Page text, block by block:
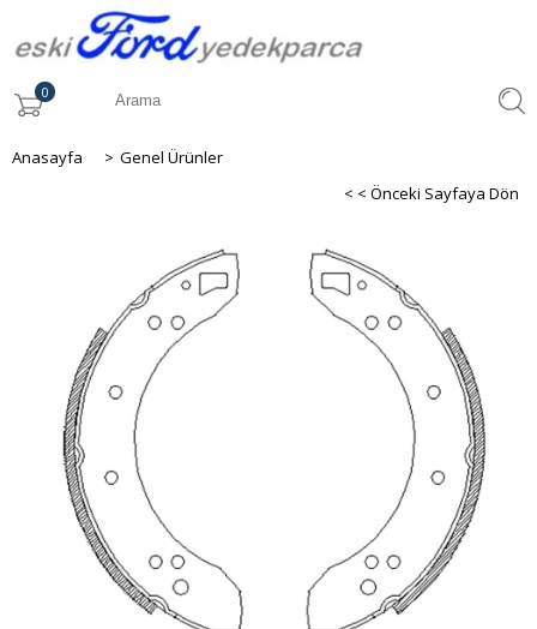
0
Anasayfa > Genel Ürünler
< < Önceki Sayfaya Dön